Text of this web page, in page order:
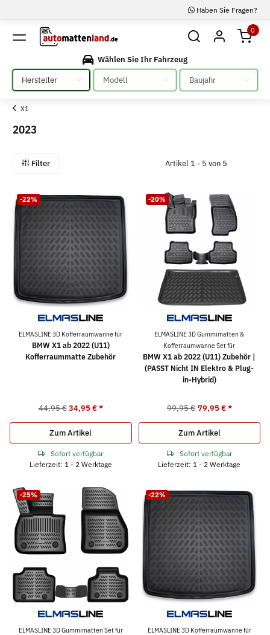
Haben Sie Fragen?
0
Wählen Sie Ihr Fahrzeug
Bitte auswählen
Bitte auswählen Bitte auswählen
X1
2023
Filter Artikel 1 - 5 von 5
-22%
ELMASLINE 3D Kofferraumwanne für
BMW X1 ab 2022 (U11)
Kofferraummatte Zubehör
44,95 € 34,95 €*
Zum Artikel
Sofort verfügbar
Lieferzeit: 1 - 2 Werktage
-20%
ELMASLINE 3D Gummimatten &
Kofferraumwanne Set für
BMW X1 ab 2022 (U11) Zubehör |
(PASST Nicht IN Elektro & Plug-
in-Hybrid)
99,95 € 79,95 €*
Zum Artikel
Sofort verfügbar
Lieferzeit: 1 - 2 Werktage
-25%
ELMASLINE 3D Gummimatten Set für
-22%
ELMASLINE 3D Kofferraumwanne für